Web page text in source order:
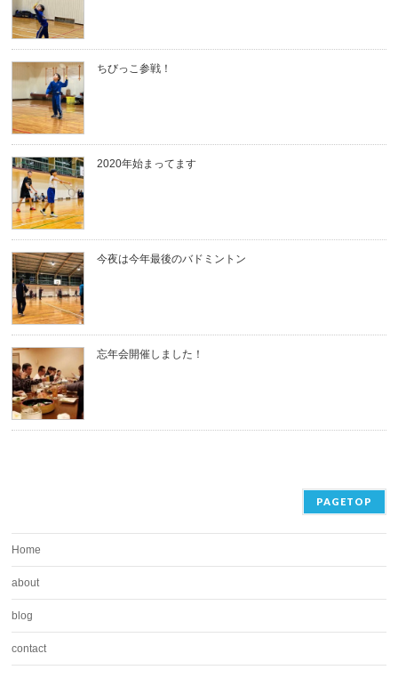
ちびっこ参戦！
2020年始まってます
今夜は今年最後のバドミントン
忘年会開催しました！
PAGETOP
Home
about
blog
contact